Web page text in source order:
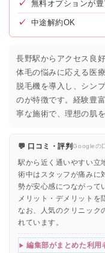
✓ 無料オプションが豊
✓ 中途解約OK
長野駅からアクセス良
体毛の悩みに応える医
脱毛機を導入し、シン
のが特徴です。経験豊
寧な施術で、理想の肌
💬 口コミ・評判Googleの
駅から近く通いやすい立
術中はスタッフが痛みに
勢が安心感につながって
メリット・デメリットを
なお、人気のクリニック
れています。
編集部がまとめた利用